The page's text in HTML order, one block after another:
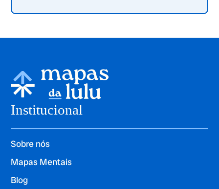
Institucional
Sobre nós
Mapas Mentais
Blog